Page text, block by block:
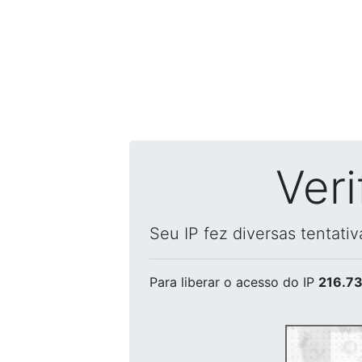
Seu IP fez diversas
Para liberar o acesso do IP